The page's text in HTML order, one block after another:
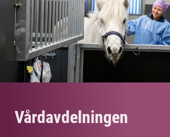
Vårdavdelningen